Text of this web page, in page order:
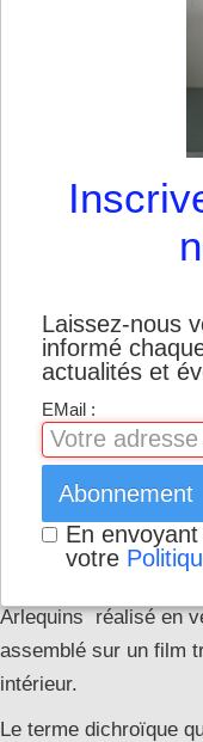
Arlequins réalisé en
assemblé sur un film
intérieur.
Le terme dichroïque
Laissez-nous
informé
actualités et
EMail :
Abonnement
En
votre